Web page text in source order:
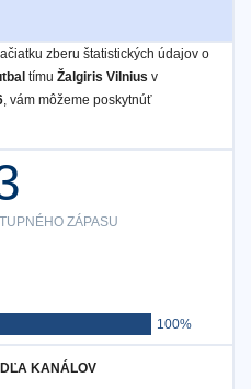
zberu štatistických údajov o
tímu Žalgiris Vilnius v
, vám môžeme poskytnúť
ZÁPASU
100%
KANÁLOV